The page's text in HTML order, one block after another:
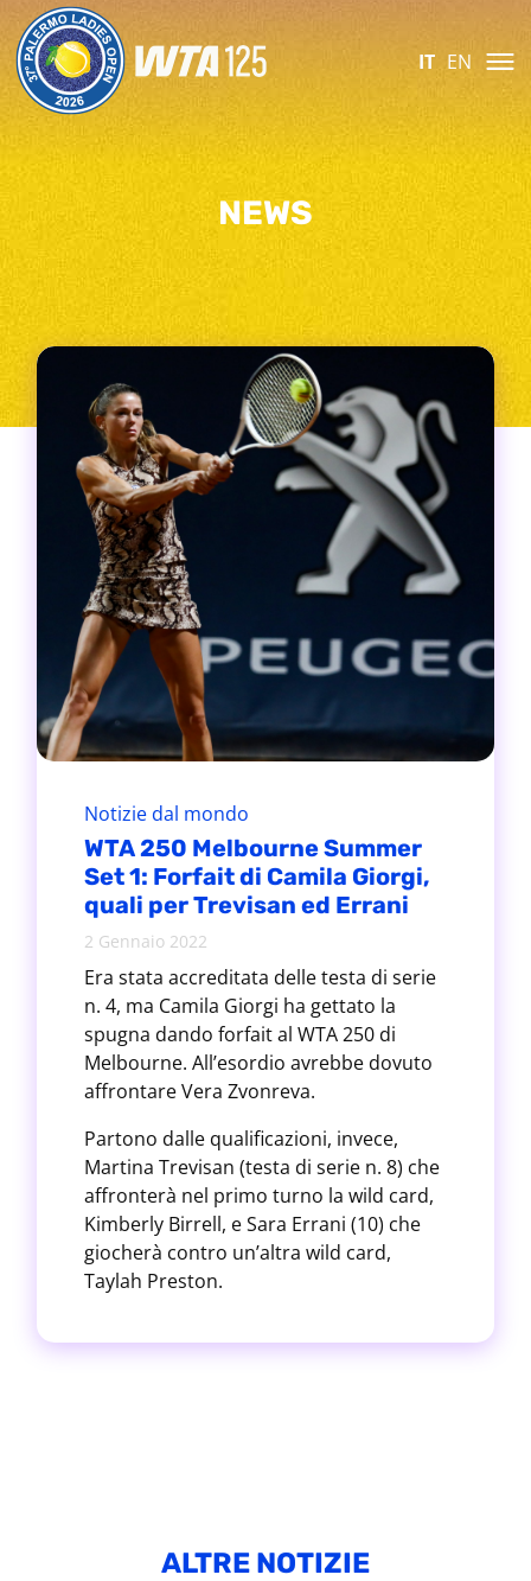
IT EN
NEWS
Notizie dal mondo
WTA 250 Melbourne Summer
Set 1: Forfait di Camila Giorgi,
quali per Trevisan ed Errani
2 Gennaio 2022
Era stata accreditata delle testa di serie
n. 4, ma Camila Giorgi ha gettato la
spugna dando forfait al WTA 250 di
Melbourne. All’esordio avrebbe dovuto
affrontare Vera Zvonreva.
Partono dalle qualificazioni, invece,
Martina Trevisan (testa di serie n. 8) che
affronterà nel primo turno la wild card,
Kimberly Birrell, e Sara Errani (10) che
giocherà contro un’altra wild card,
Taylah Preston.
ALTRE NOTIZIE